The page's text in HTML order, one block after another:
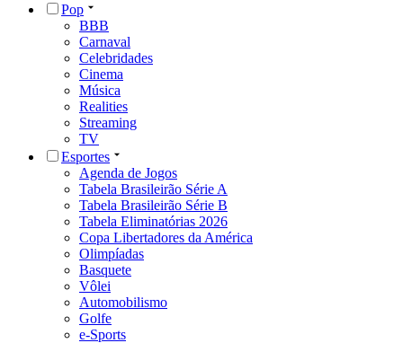
Pop
BBB
Carnaval
Celebridades
Cinema
Música
Realities
Streaming
TV
Esportes
Agenda de Jogos
Tabela Brasileirão Série A
Tabela Brasileirão Série B
Tabela Eliminatórias 2026
Copa Libertadores da América
Olimpíadas
Basquete
Vôlei
Automobilismo
Golfe
e-Sports